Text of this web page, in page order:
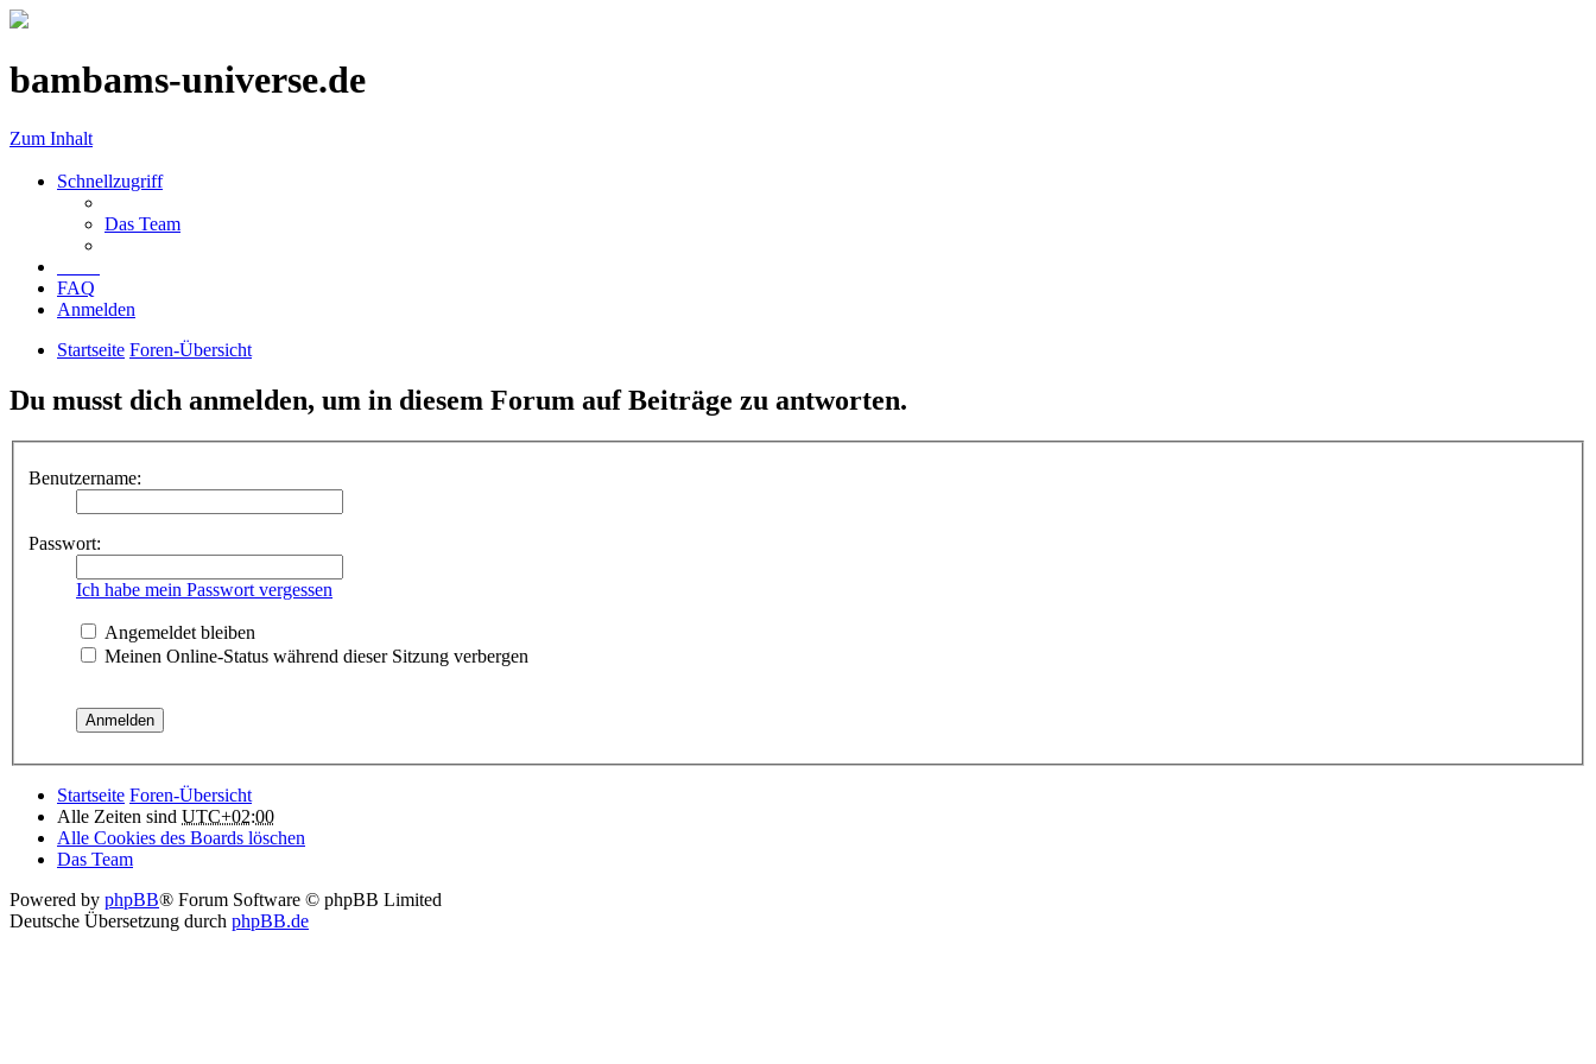
bambams-universe.de
Zum Inhalt
Schnellzugriff
Das Team
FAQ
Anmelden
Startseite Foren-Übersicht
Du musst dich anmelden, um in diesem Forum auf Beiträge zu antworten.
Benutzername:
Passwort:
Ich habe mein Passwort vergessen
Angemeldet bleiben
Meinen Online-Status während dieser Sitzung verbergen
Startseite Foren-Übersicht
Alle Zeiten sind UTC+02:00
Alle Cookies des Boards löschen
Das Team
Powered by phpBB® Forum Software © phpBB Limited
Deutsche Übersetzung durch phpBB.de